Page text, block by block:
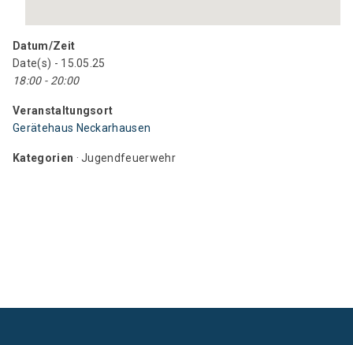
Datum/Zeit
Date(s) - 15.05.25
18:00 - 20:00
Veranstaltungsort
Gerätehaus Neckarhausen
Kategorien · Jugendfeuerwehr